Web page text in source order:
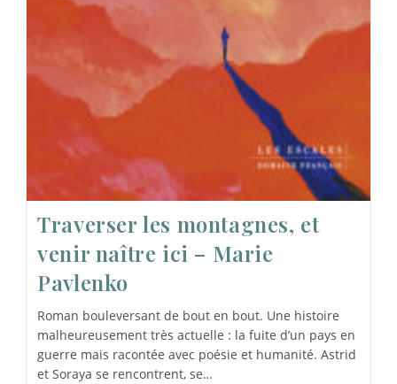
Traverser les montagnes, et
venir naître ici – Marie
Pavlenko
Roman bouleversant de bout en bout. Une histoire
malheureusement très actuelle : la fuite d’un pays en
guerre mais racontée avec poésie et humanité. Astrid
et Soraya se rencontrent, se…